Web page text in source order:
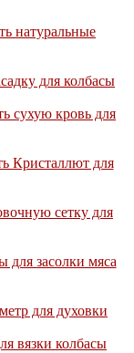
натуральные
для колбасы
сухую кровь для
Кристаллют для
сетку для
для засолки мяса
для духовки
вязки колбасы